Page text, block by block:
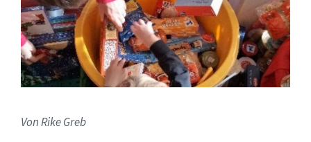
Von Rike Greb